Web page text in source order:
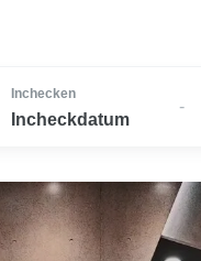
Inchecken
Incheckdatum
-